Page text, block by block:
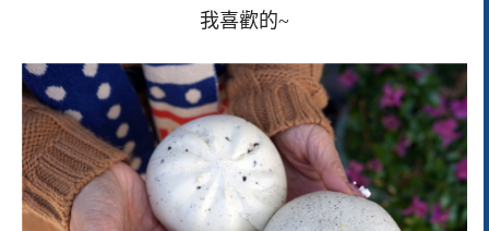
我喜歡的~